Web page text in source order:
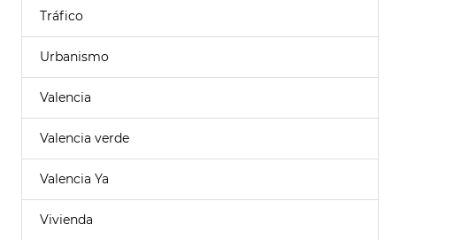
Tráfico
Urbanismo
Valencia
Valencia verde
Valencia Ya
Vivienda